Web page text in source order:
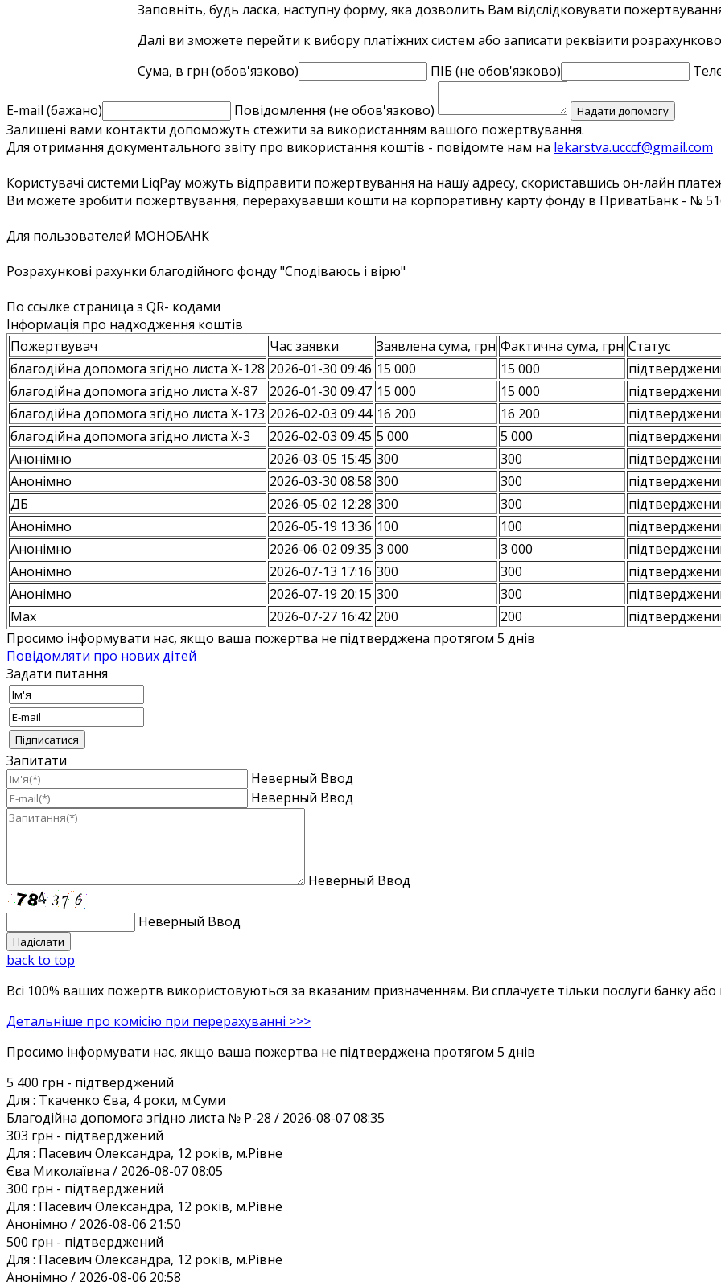
Заповніть, будь ласка, наступну форму, яка дозволить Вам відслідковувати
Далі ви зможете перейти к вибору платіжних систем або записати реквізити
Сума, в грн (обов'язково)
ПІБ (не обов'язково)
Е-mail (бажано) Повідомлення (не обов'язково) Надати допомогу
Залишені вами контакти допоможуть стежити за використанням вашого пожертвування.
Для отримання документального звіту про використання коштів - повідомте нам на lekarstva.ucccf@gmail.com
Користувачі системи LiqPay можуть відправити пожертвування на нашу адресу, скориставшись он-лайн
Ви можете зробити пожертвування, перерахувавши кошти на корпоративну карту фонду в ПриватБанк - №
Для пользователей МОНОБАНК
Розрахункові рахунки благодійного фонду "Сподіваюсь і вірю"
По ссылке страница з QR- кодами
Інформація про надходження коштів
Пожертвувач
Час заявки Заявлена сума, грн Фактична сума, грн Статус
благодійна допомога згідно листа Х-128 2026-01-30 09:46 15 000 15 000
благодійна допомога згідно листа Х-87
2026-01-30 09:47 15 000 15 000
благодійна допомога згідно листа Х-173 2026-02-03 09:44 16 200 16 200
благодійна допомога згідно листа Х-3
2026-02-03 09:45 5 000 5 000
Анонiмно
2026-03-05 15:45 300 300
Анонiмно
2026-03-30 08:58 300 300
ДБ
2026-05-02 12:28 300 300
Анонiмно
2026-05-19 13:36 100 100
Анонiмно
2026-06-02 09:35 3 000 3 000
Анонiмно
2026-07-13 17:16 300 300
Анонiмно
2026-07-19 20:15 300 300
Max
2026-07-27 16:42 200 200
Просимо інформувати нас, якщо ваша пожертва не підтверджена протягом 5 днів
Повідомляти про нових дітей
Задати питання
Запитати
Неверный Ввод
Неверный Ввод
Неверный Ввод
Неверный Ввод
back to top
Всі 100% ваших пожертв використовуються за вказаним призначенням. Ви сплачуєте тільки послуги банку або
Детальніше про комісію при перерахуванні >>>
Просимо інформувати нас, якщо ваша пожертва не підтверджена протягом 5 днів
5 400 грн - підтверджений
Для : Ткаченко Єва, 4 роки, м.Суми
Благодiйна допомога згiдно листа № Р-28 / 2026-08-07 08:35
303 грн - підтверджений
Для : Пасевич Олександра, 12 років, м.Рівне
Єва Миколаївна / 2026-08-07 08:05
300 грн - підтверджений
Для : Пасевич Олександра, 12 років, м.Рівне
Анонiмно / 2026-08-06 21:50
500 грн - підтверджений
Для : Пасевич Олександра, 12 років, м.Рівне
Анонiмно / 2026-08-06 20:58